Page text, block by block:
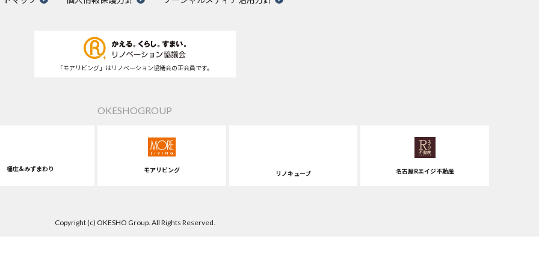
「モアリビング」はリノベーション協議会の正会員です。
OKESHOGROUP
桶庄&みずまわり モアリビング リノキューブ 名古屋Rエイジ不動産
Copyright (c) OKESHO Group. All Rights Reserved.